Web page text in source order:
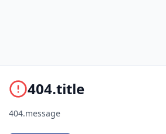
404.title
404.message